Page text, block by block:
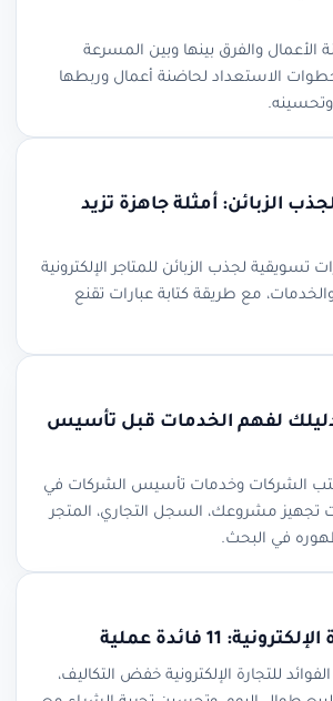
والفرق بينها وبين المسرعة
الاستعداد لحاضنة أعمال وربطها
وتحسينه.
الزبائن: أمثلة جاهزة تزيد
تسويقية لجذب الزبائن للمتاجر الإلكترونية
مع طريقة كتابة عبارات تقنع
لفهم الخدمات قبل تأسيس
الشركات وخدمات تأسيس الشركات في
مشروعك، السجل التجاري، المتجر
في البحث.
11 فائدة عملية
للتجارة الإلكترونية خفض التكاليف،